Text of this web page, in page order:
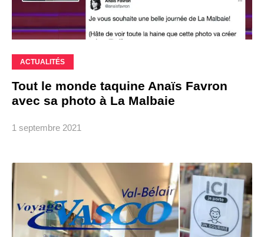
ACTUALITÉS
Tout le monde taquine Anaïs Favron
avec sa photo à La Malbaie
1 septembre 2021